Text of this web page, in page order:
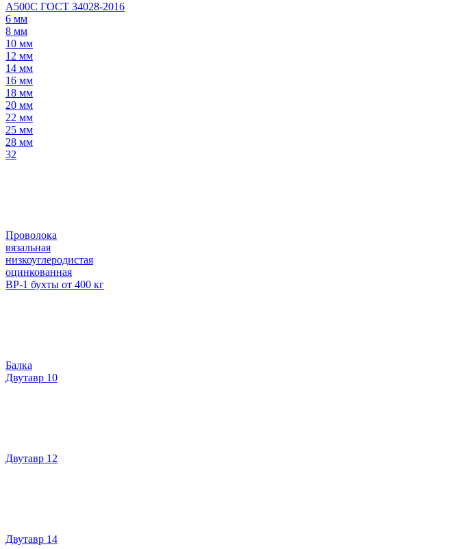
А500С ГОСТ 34028-2016
6 мм
8 мм
10 мм
12 мм
14 мм
16 мм
18 мм
20 мм
22 мм
25 мм
28 мм
32
Проволока
вязальная
низкоуглеродистая
оцинкованная
ВР-1 бухты от 400 кг
Балка
Двутавр 10
Двутавр 12
Двутавр 14